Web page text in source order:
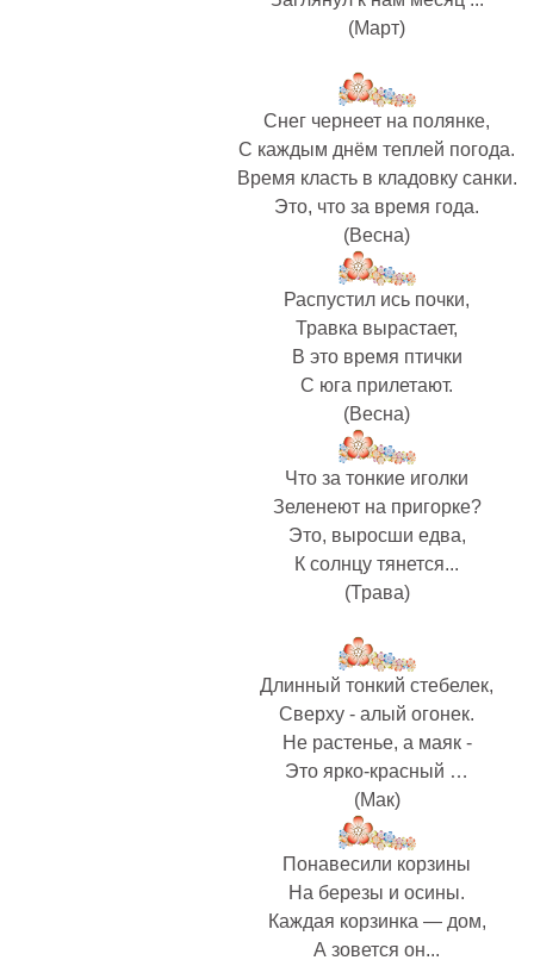
(Март)
Снег чернеет на полянке,
С каждым днём теплей погода.
Время класть в кладовку санки.
Это, что за время года.
(Весна)
Распустил ись почки,
Травка вырастает,
В это время птички
С юга прилетают.
(Весна)
Что за тонкие иголки
Зеленеют на пригорке?
Это, выросши едва,
К солнцу тянется...
(Трава)
Длинный тонкий стебелек,
Сверху - алый огонек.
Не растенье, а маяк -
Это ярко-красный …
(Мак)
Понавесили корзины
На березы и осины.
Каждая корзинка — дом,
А зовется он...